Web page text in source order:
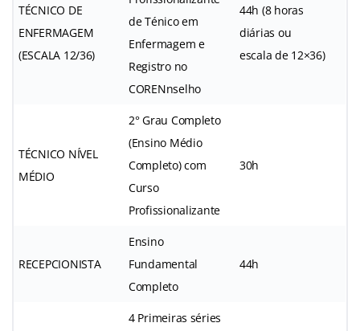
TÉCNICO DE
ENFERMAGEM
(ESCALA 12/36)
de Ténico em
Enfermagem e
Registro no
CORENnselho
44h (8 horas
diárias ou
escala de 12×36)
TÉCNICO NÍVEL
MÉDIO
2° Grau Completo
(Ensino Médio
Completo) com
Curso
Profissionalizante
30h
RECEPCIONISTA
Ensino
Fundamental
Completo
44h
4 Primeiras séries